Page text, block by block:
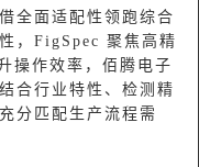
全面适配性领跑综合
， FigSpec 聚焦高精
操作效率，佰腾电子
合行业特性、检测精
分匹配生产流程需